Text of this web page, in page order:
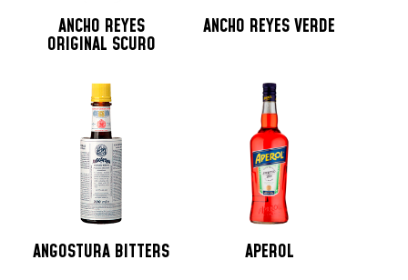
ANCHO REYES
ORIGINAL SCURO
ANCHO REYES VERDE
ANGOSTURA BITTERS APEROL